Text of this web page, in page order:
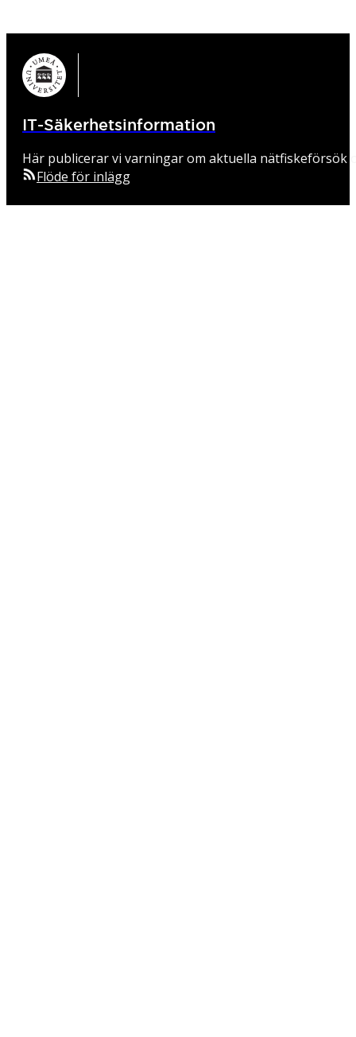
IT-Säkerhetsinformation
Här publicerar vi varningar om aktuella
Flöde för inlägg